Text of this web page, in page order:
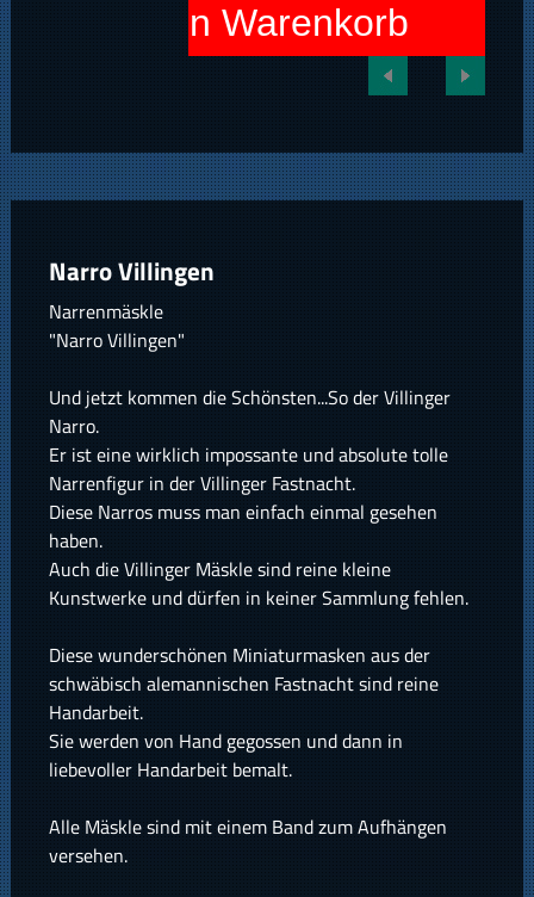
In den Warenkorb
Narro Villingen
Narrenmäskle
"Narro Villingen"
Und jetzt kommen die Schönsten...So der Villinger
Narro.
Er ist eine wirklich impossante und absolute tolle
Narrenfigur in der Villinger Fastnacht.
Diese Narros muss man einfach einmal gesehen
haben.
Auch die Villinger Mäskle sind reine kleine
Kunstwerke und dürfen in keiner Sammlung fehlen.
Diese wunderschönen Miniaturmasken aus der
schwäbisch alemannischen Fastnacht sind reine
Handarbeit.
Sie werden von Hand gegossen und dann in
liebevoller Handarbeit bemalt.
Alle Mäskle sind mit einem Band zum Aufhängen
versehen.